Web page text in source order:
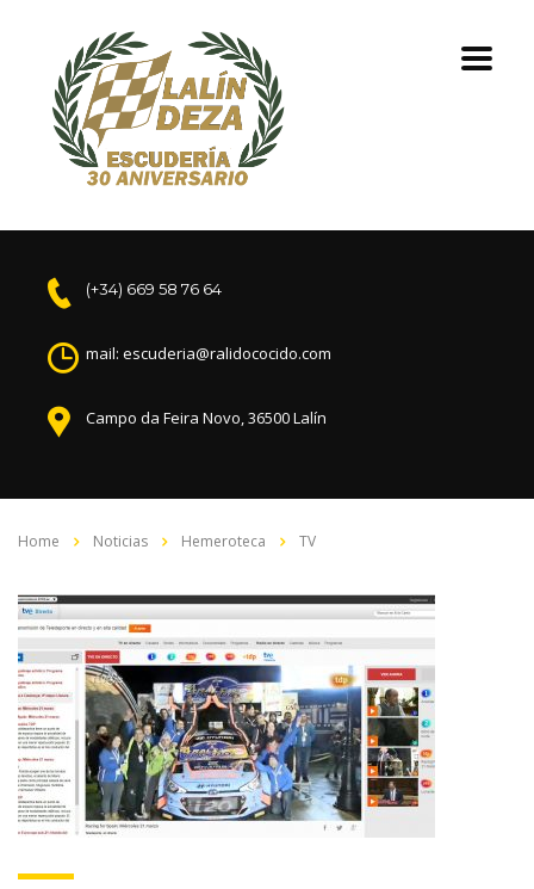
(+34) 669 58 76 64
mail: escuderia@ralidococido.com
Campo da Feira Novo, 36500 Lalín
Home Noticias Hemeroteca TV